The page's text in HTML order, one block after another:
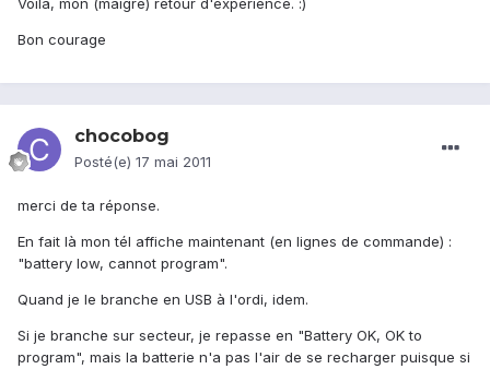
Voila, mon (maigre) retour d'expérience. :)
Bon courage
chocobog
Posté(e) 17 mai 2011
merci de ta réponse.
En fait là mon tél affiche maintenant (en lignes de commande) :
"battery low, cannot program".
Quand je le branche en USB à l'ordi, idem.
Si je branche sur secteur, je repasse en "Battery OK, OK to
program", mais la batterie n'a pas l'air de se recharger puisque si